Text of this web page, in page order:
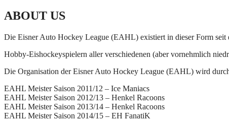
ABOUT US
Die Eisner Auto Hockey League (EAHL) existiert in dieser Form seit
Hobby-Eishockeyspielern aller verschiedenen (aber vornehmlich
Die Organisation der Eisner Auto Hockey League (EAHL) wird
EAHL Meister Saison 2011/12 – Ice Maniacs
EAHL Meister Saison 2012/13 – Henkel Racoons
EAHL Meister Saison 2013/14 – Henkel Racoons
EAHL Meister Saison 2014/15 – EH FanatiK